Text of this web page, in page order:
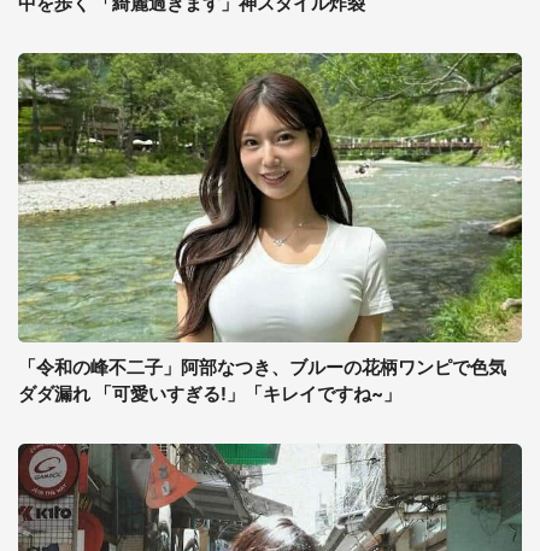
「令和の峰不二子」阿部なつき、ブルーの花柄ワンピで色気
ダダ漏れ 「可愛いすぎる!」「キレイですね~」